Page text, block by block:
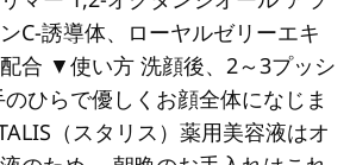
C-誘導体、ローヤルゼリーエキ
合 ▼使い方 洗顔後、2～3プッシ
ひらで優しくお顔全体になじま
（スタリス）薬用美容液はオ